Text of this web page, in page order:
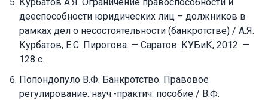
дееспособности юридических лиц – должников в
рамках дел о несостоятельности (банкротстве) / А.Я.
Курбатов, Е.С. Пирогова. — Саратов: КУБиК, 2012. —
128 c.
Попондопуло В.Ф. Банкротство. Правовое
регулирование: науч.-практич. пособие / В.Ф.